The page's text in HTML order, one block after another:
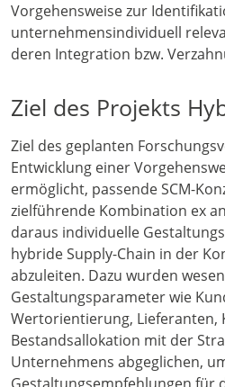
Vorgehensweise zur
unternehmensindividuell
deren Integration bzw.
Ziel des Projekts
Ziel des geplanten
Entwicklung einer
ermöglicht, passende SCM-
zielführende Kombination ex
daraus individuelle
hybride Supply-Chain in der
abzuleiten. Dazu wurden
Gestaltungsparameter wie
Wertorientierung, Lieferanten,
Bestandsallokation mit der
Unternehmens abgeglichen,